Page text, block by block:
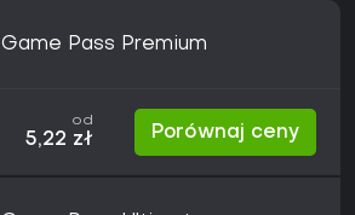
Game Pass Premium
od
5,22 zł Porównaj ceny